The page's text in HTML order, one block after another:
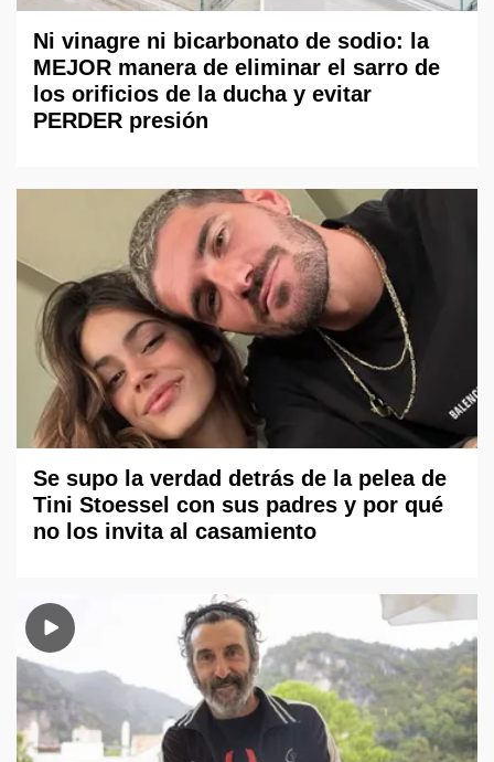
Ni vinagre ni bicarbonato de sodio: la
MEJOR manera de eliminar el sarro de
los orificios de la ducha y evitar
PERDER presión
Se supo la verdad detrás de la pelea de
Tini Stoessel con sus padres y por qué
no los invita al casamiento